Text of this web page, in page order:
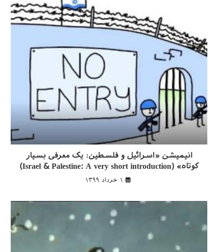
انیمیشن «اسرائیل و فلسطین: یک معرفی بسیار
کوتاه» (Israel & Palestine: A very short introduction)
۱ خرداد ۱۳۹۹